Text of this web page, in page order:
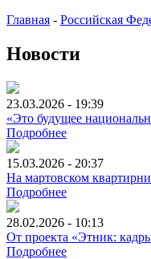
Главная - Российская
Новости
23.03.2026 - 19:39
«Это будущее
Подробнее
15.03.2026 - 20:37
На мартовском
Подробнее
28.02.2026 - 10:13
От проекта «Этник:
Подробнее